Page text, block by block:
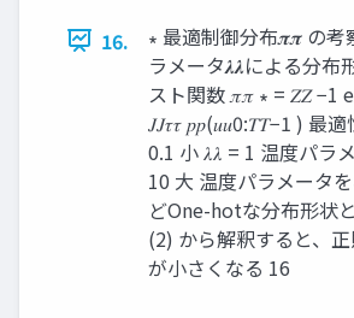
16.
∗ 最適制御分布𝝅𝝅 の考
ラメータ𝝀𝝀による分布
スト関数 𝜋𝜋 ∗ = 𝑍𝑍 −1
𝐽𝐽𝜏𝜏 𝑝𝑝(𝑢𝑢0:𝑇𝑇−1 ) 最
0.1 小 𝜆𝜆 = 1 温度パラ
10 大 温度パラメータ
どOne-hotな分布形状
(2) から解釈すると、
が小さくなる 16